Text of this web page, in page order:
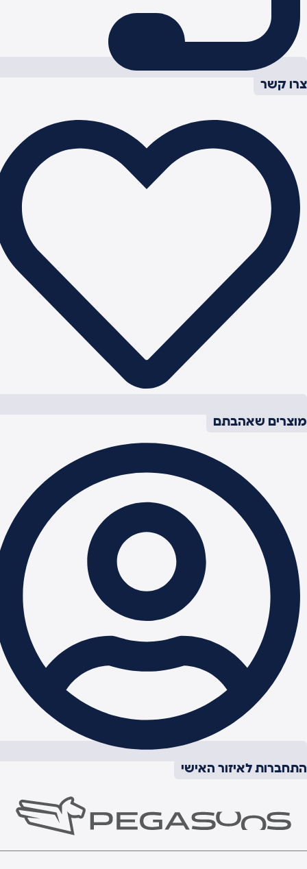
צרו קשר
מוצרים שאהבתם
התחברות לאיזור האישי